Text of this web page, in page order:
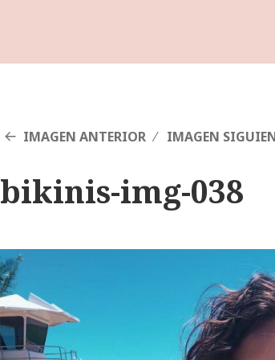
IMAGEN ANTERIOR IMAGEN
bikinis-img-038